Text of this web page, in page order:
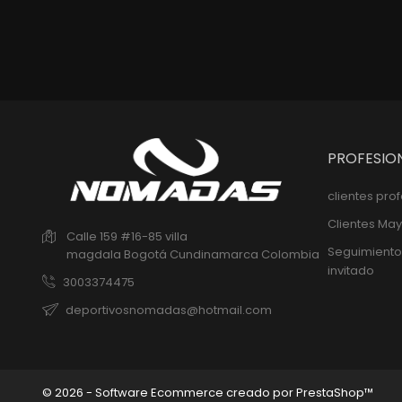
Calle 159 #16-85 villa
magdala Bogotá Cundinamarca Colombia
3003374475
deportivosnomadas@hotmail.com
clientes
Clientes
invitado
© 2026 - Software Ecommerce creado por PrestaShop™